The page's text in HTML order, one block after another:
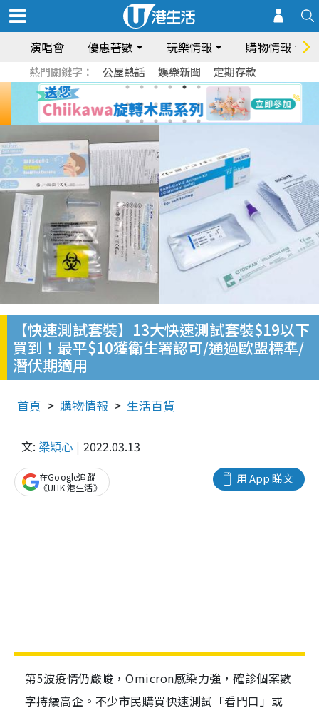
演唱會 優惠著數 玩樂情報 購物情報
熱門關鍵字： 公屋熱話 娛樂新聞 定期存款
【快速測試套裝】13大快速測試套裝$19以下
買到！最平$10獲衛生署認可/通過歐盟標準/
潛伏期適用
首頁 購物情報 生活百貨
文: 梁穎心 2022.03.13
用 App 睇文
在Google追蹤
《UHK 港生活》
第5波疫情仍嚴峻，Omicron感染力強，確診個案數
字持續高企。不少市民購買快速測試「看門口」或